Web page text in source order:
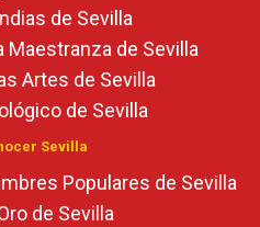
de Sevilla
Maestranza de Sevilla
Artes de Sevilla
de Sevilla
Sevilla
Populares de Sevilla
de Sevilla